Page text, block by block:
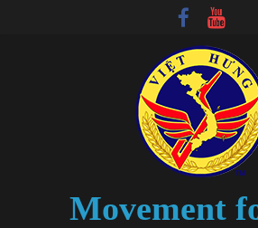
Movement